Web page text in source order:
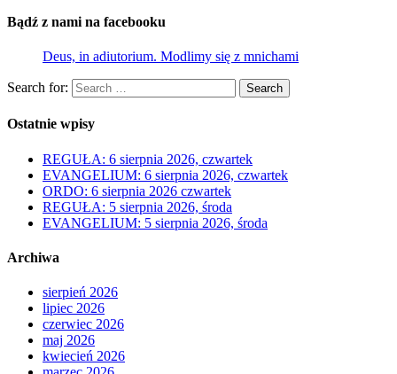
Bądź z nami na facebooku
Deus, in adiutorium. Modlimy się z mnichami
Search for: Search
Ostatnie wpisy
REGUŁA: 6 sierpnia 2026, czwartek
EVANGELIUM: 6 sierpnia 2026, czwartek
ORDO: 6 sierpnia 2026 czwartek
REGUŁA: 5 sierpnia 2026, środa
EVANGELIUM: 5 sierpnia 2026, środa
Archiwa
sierpień 2026
lipiec 2026
czerwiec 2026
maj 2026
kwiecień 2026